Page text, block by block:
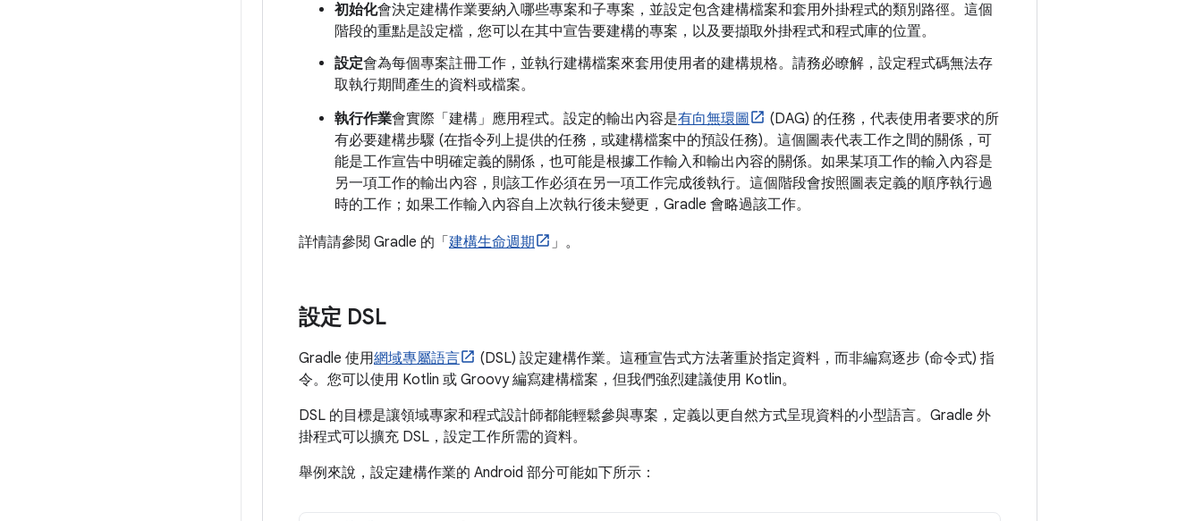
初始化會決定建構作業要納入哪些專案和子專案，並設定包含建構檔案和套用外掛程式的類別路徑。這個
階段的重點是設定檔，您可以在其中宣告要建構的專案，以及要擷取外掛程式和程式庫的位置。
設定會為每個專案註冊工作，並執行建構檔案來套用使用者的建構規格。請務必瞭解，設定程式碼無法存
取執行期間產生的資料或檔案。
執行作業會實際「建構」應用程式。設定的輸出內容是有向無環圖
(DAG) 的任務，代表使用者要求的所
有必要建構步驟 (在指令列上提供的任務，或建構檔案中的預設任務)。這個圖表代表工作之間的關係，可
能是工作宣告中明確定義的關係，也可能是根據工作輸入和輸出內容的關係。如果某項工作的輸入內容是
另一項工作的輸出內容，則該工作必須在另一項工作完成後執行。這個階段會按照圖表定義的順序執行過
時的工作；如果工作輸入內容自上次執行後未變更，Gradle 會略過該工作。
詳情請參閱 Gradle 的「 建構生命週期 」。
設定 DSL
Gradle 使用網域專屬語言
(DSL) 設定建構作業。這種宣告式方法著重於指定資料，而非編寫逐步 (命令式) 指
令。您可以使用 Kotlin 或 Groovy 編寫建構檔案，但我們強烈建議使用 Kotlin。
DSL 的目標是讓領域專家和程式設計師都能輕鬆參與專案，定義以更自然方式呈現資料的小型語言。Gradle 外
掛程式可以擴充 DSL，設定工作所需的資料。
舉例來說，設定建構作業的 Android 部分可能如下所示：